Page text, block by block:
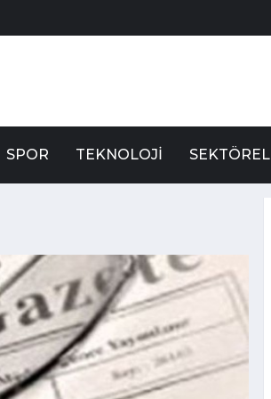
SPOR TEKNOLOJI SEKTÖREL